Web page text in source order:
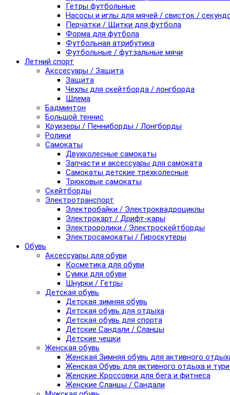
Гетры футбольные
Насосы и иглы для мячей / свисток /
Перчатки / Щитки для футбола
Форма для футбола
Футбольная атрибутика
Футбольные / футзальные мячи
Летний спорт
Акссесуары / Защита
Защита
Чехлы для скейтборда / лонгборда
Шлема
Бадминтон
Большой теннис
Круизеры / Пенниборды / Лонгборды
Ролики
Самокаты
Двухколесные самокаты
Запчасти и аксессуары для самоката
Самокаты детские трехколесные
Трюковые самокаты
Скейтборды
Электротранспорт
Электробайки / Электроквадроциклы
Электрокарт / Дрифт-кары
Электроролики / Электроскейтборды
Электросамокаты / Гироскутеры
Обувь
Аксессуары для обуви
Косметика для обуви
Сумки для обуви
Шнурки / Гетры
Детская обувь
Детская зимняя обувь
Детская обувь для отдыха
Детская обувь для спорта
Детские Сандали / Сланцы
Детские чешки
Женская обувь
Женская Зимняя обувь для активного
Женская Обувь для активного отдыха и
Женские Кроссовки для бега и фитнеса
Женские Сланцы / Сандали